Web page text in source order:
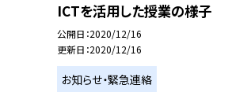
ICTを活用した授業の様子
公開日 2020/12/16
更新日 2020/12/16
お知らせ・緊急連絡